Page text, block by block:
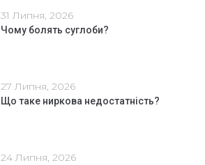
31 Липня, 2026
Чому болять суглоби?
27 Липня, 2026
Що таке ниркова недостатність?
24 Липня, 2026